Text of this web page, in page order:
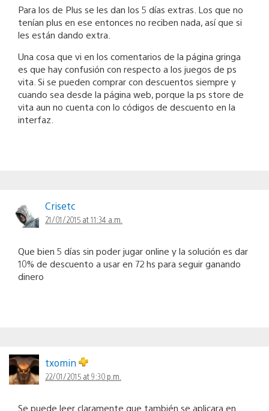
Para los de Plus se les dan los 5 días extras. Los que no
tenían plus en ese entonces no reciben nada, así que si
les están dando extra.
Una cosa que vi en los comentarios de la página gringa
es que hay confusión con respecto a los juegos de ps
vita. Si se pueden comprar con descuentos siempre y
cuando sea desde la página web, porque la ps store de
vita aun no cuenta con lo códigos de descuento en la
interfaz.
Crisetc
21/01/2015 at 11:34 a.m.
Que bien 5 días sin poder jugar online y la solución es dar
10% de descuento a usar en 72 hs para seguir ganando
dinero
txomin
22/01/2015 at 9:30 p.m.
Se puede leer claramente que también se aplicara en